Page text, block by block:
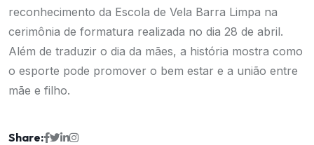
reconhecimento da Escola de Vela Barra Limpa na
cerimônia de formatura realizada no dia 28 de abril.
Além de traduzir o dia da mães, a história mostra como
o esporte pode promover o bem estar e a união entre
mãe e filho.
Share: